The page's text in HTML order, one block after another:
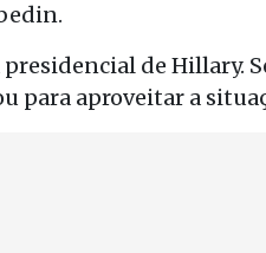
de Hillary.
para aproveitar a